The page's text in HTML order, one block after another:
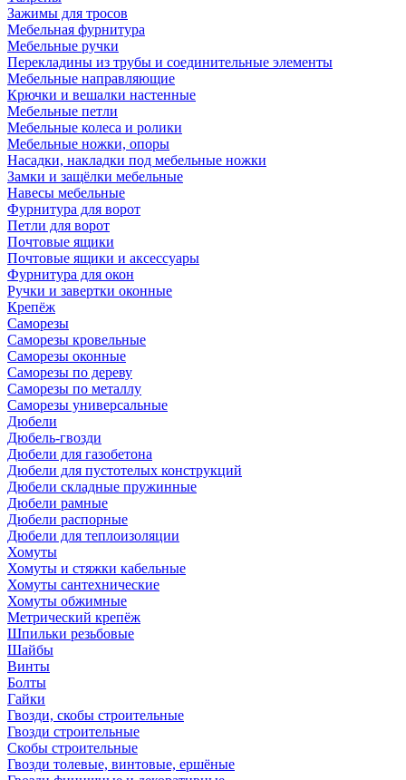
Зажимы для тросов
Мебельная фурнитура
Мебельные ручки
Перекладины из трубы и соединительные элементы
Мебельные направляющие
Крючки и вешалки настенные
Мебельные петли
Мебельные колеса и ролики
Мебельные ножки, опоры
Насадки, накладки под мебельные ножки
Замки и защёлки мебельные
Навесы мебельные
Фурнитура для ворот
Петли для ворот
Почтовые ящики
Почтовые ящики и аксессуары
Фурнитура для окон
Ручки и завертки оконные
Крепёж
Саморезы
Саморезы кровельные
Саморезы оконные
Саморезы по дереву
Саморезы по металлу
Саморезы универсальные
Дюбели
Дюбель-гвозди
Дюбели для газобетона
Дюбели для пустотелых конструкций
Дюбели складные пружинные
Дюбели рамные
Дюбели распорные
Дюбели для теплоизоляции
Хомуты
Хомуты и стяжки кабельные
Хомуты сантехнические
Хомуты обжимные
Метрический крепёж
Шпильки резьбовые
Шайбы
Винты
Болты
Гайки
Гвозди, скобы строительные
Гвозди строительные
Скобы строительные
Гвозди толевые, винтовые, ершёные